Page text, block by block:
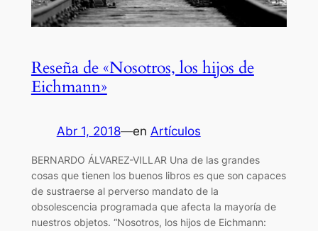
Reseña de «Nosotros, los hijos de
Eichmann»
Abr 1, 2018—en Artículos
BERNARDO ÁLVAREZ-VILLAR Una de las grandes
cosas que tienen los buenos libros es que son capaces
de sustraerse al perverso mandato de la
obsolescencia programada que afecta la mayoría de
nuestros objetos. “Nosotros, los hijos de Eichmann: